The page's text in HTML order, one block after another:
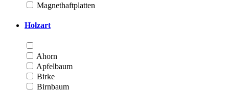
Magnethaftplatten
Holzart
Ahorn
Apfelbaum
Birke
Birnbaum